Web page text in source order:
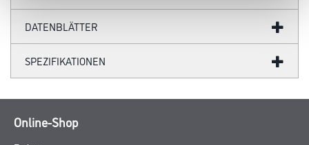
DATENBLÄTTER
SPEZIFIKATIONEN
Online-Shop